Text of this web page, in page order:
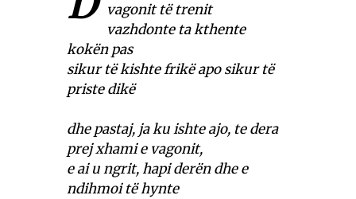
vagonit të trenit
vazhdonte ta kthente
kokën pas
sikur të kishte frikë apo sikur të
priste dikë
dhe pastaj, ja ku ishte ajo, te dera
prej xhami e vagonit,
e ai u ngrit, hapi derën dhe e
ndihmoi të hynte